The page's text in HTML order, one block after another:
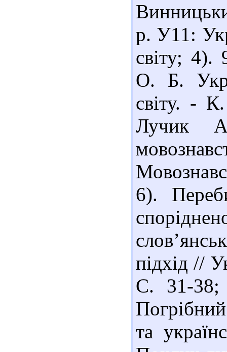
р. У11:
світу; 4).
О. Б.
світу. -
Лучик
6).
підхід //
С. 31-38;
та